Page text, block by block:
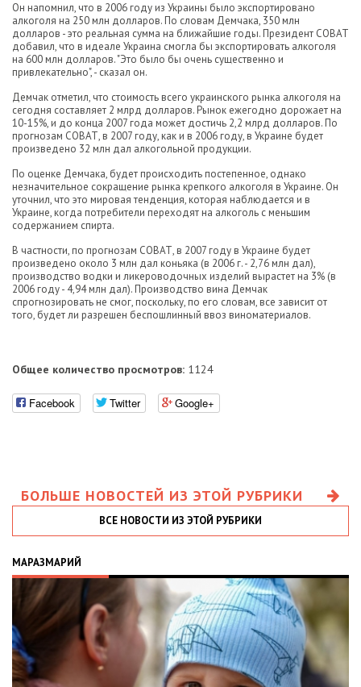
Он напомнил, что в 2006 году из Украины было экспортировано
алкоголя на 250 млн долларов. По словам Демчака, 350 млн
долларов - это реальная сумма на ближайшие годы. Президент СОВАТ
добавил, что в идеале Украина смогла бы экспортировать алкоголя
на 600 млн долларов. "Это было бы очень существенно и
привлекательно", - сказал он.
Демчак отметил, что стоимость всего украинского рынка алкоголя на
сегодня составляет 2 млрд долларов. Рынок ежегодно дорожает на
10-15%, и до конца 2007 года может достичь 2,2 млрд долларов. По
прогнозам СОВАТ, в 2007 году, как и в 2006 году, в Украине будет
произведено 32 млн дал алкогольной продукции.
По оценке Демчака, будет происходить постепенное, однако
незначительное сокращение рынка крепкого алкоголя в Украине. Он
уточнил, что это мировая тенденция, которая наблюдается и в
Украине, когда потребители переходят на алкоголь с меньшим
содержанием спирта.
В частности, по прогнозам СОВАТ, в 2007 году в Украине будет
произведено около 3 млн дал коньяка (в 2006 г. - 2,76 млн дал),
производство водки и ликероводочных изделий вырастет на 3% (в
2006 году - 4,94 млн дал). Производство вина Демчак
спрогнозировать не смог, поскольку, по его словам, все зависит от
того, будет ли разрешен беспошлинный ввоз виноматериалов.
Общее количество просмотров: 1124
Facebook Twitter Google+
БОЛЬШЕ НОВОСТЕЙ ИЗ ЭТОЙ РУБРИКИ
ВСЕ НОВОСТИ ИЗ ЭТОЙ РУБРИКИ
МАРАЗМАРИЙ